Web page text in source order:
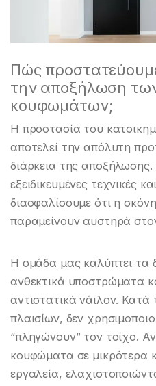
Πώς
την αποξήλωση
κουφωμάτων;
Η προστασία του
αποτελεί την απόλυτη
διάρκεια της αποξήλωσης.
εξειδικευμένες τεχνικές
διασφαλίσουμε ότι η
παραμείνουν αυστηρά
Η ομάδα μας καλύπτει τα
ανθεκτικά υποστρώματα
αντιστατικά νάιλον.
πλαισίων, δεν
“πληγώνουν” τον τοίχο.
κουφώματα σε μικρότερα
εργαλεία,